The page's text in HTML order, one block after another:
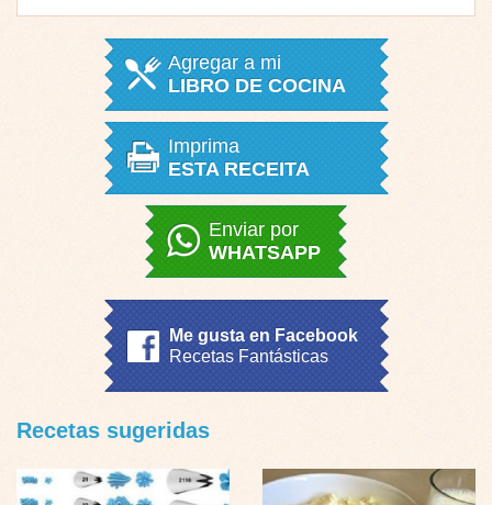
Agregar a mi
LIBRO DE COCINA
Imprima
ESTA RECEITA
Enviar por
WHATSAPP
Me gusta en Facebook
Recetas Fantásticas
Recetas sugeridas